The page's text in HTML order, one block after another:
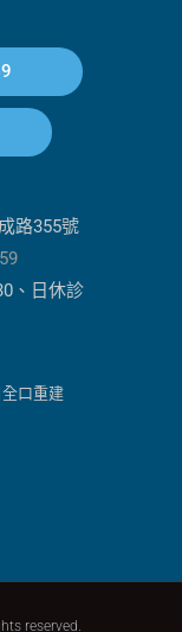
路355號
、日休診
口重建
reserved.